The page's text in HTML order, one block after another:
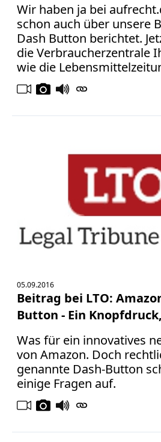
Wir haben ja bei
schon auch über unsere
Dash Button berichtet.
die Verbraucherzentrale
wie die
05.09.2016
Beitrag bei LTO:
Button - Ein
Was für ein innovatives
von Amazon. Doch
genannte Dash-Button
einige Fragen auf.